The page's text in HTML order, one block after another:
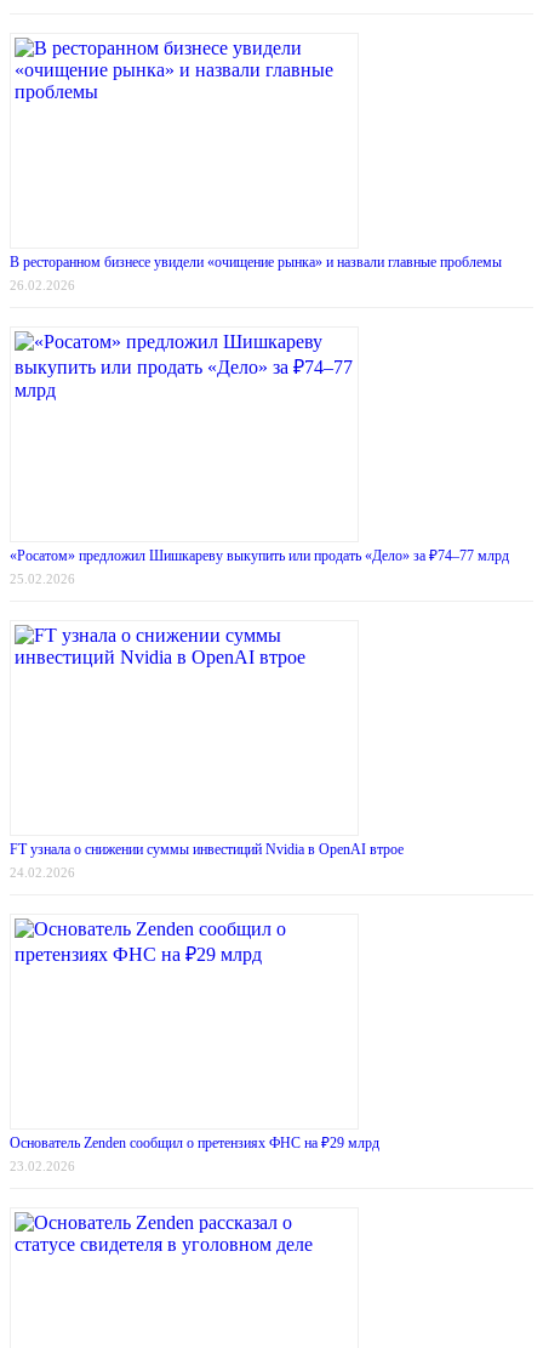
В ресторанном бизнесе увидели «очищение рынка» и назвали главные проблемы
26.02.2026
«Росатом» предложил Шишкареву выкупить или продать «Дело» за ₽74–77 млрд
25.02.2026
FT узнала о снижении суммы инвестиций Nvidia в OpenAI втрое
24.02.2026
Основатель Zenden сообщил о претензиях ФНС на ₽29 млрд
23.02.2026